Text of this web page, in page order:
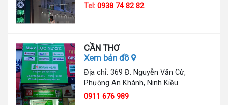
Tel:0938 74 82 82
CẦN THƠ
Xem bản đồ
Địa chỉ: 369 Đ. Nguyễn Văn Cừ,
Phường An Khánh, Ninh Kiều
0911 676 989